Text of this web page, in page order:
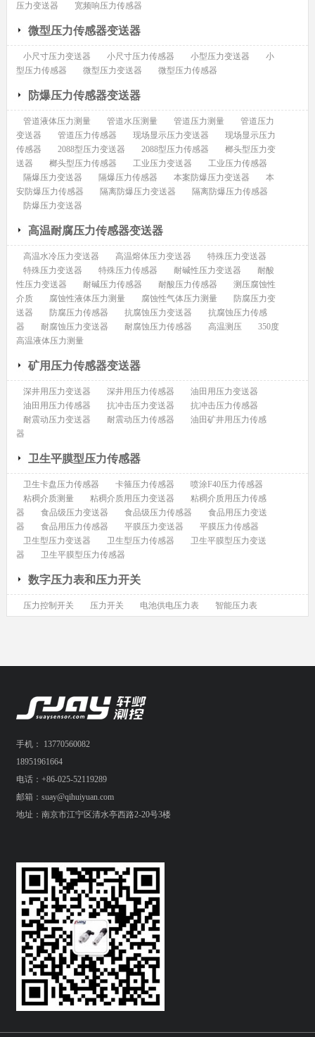
压力变送器
宽频响压力传感器
微型压力传感器变送器
小尺寸压力变送器 小尺寸压力传感器 小型压力变送器
小
型压力传感器
微型压力变送器 微型压力传感器
防爆压力传感器变送器
管道液体压力测量 管道水压测量 管道压力测量
管道压力
变送器
管道压力传感器 现场显示压力变送器
现场显示压力
传感器
2088型压力变送器 2088型压力传感器
榔头型压力变
送器
榔头型压力传感器 工业压力变送器
工业压力传感器
隔爆压力变送器
隔爆压力传感器 本案防爆压力变送器
本
安防爆压力传感器
隔离防爆压力变送器
隔离防爆压力传感器
防爆压力变送器
高温耐腐压力传感器变送器
高温水冷压力变送器 高温熔体压力变送器
特殊压力变送器
特殊压力变送器
特殊压力传感器 耐碱性压力变送器
耐酸
性压力变送器
耐碱压力传感器 耐酸压力传感器
测压腐蚀性
介质
腐蚀性液体压力测量 腐蚀性气体压力测量
防腐压力变
送器
防腐压力传感器 抗腐蚀压力变送器
抗腐蚀压力传感
器
耐腐蚀压力变送器 耐腐蚀压力传感器 高温测压
350度
高温液体压力测量
矿用压力传感器变送器
深井用压力变送器 深井用压力传感器
油田用压力变送器
油田用压力传感器
抗冲击压力变送器
抗冲击压力传感器
耐震动压力变送器
耐震动压力传感器
油田矿井用压力传感
器
卫生平膜型压力传感器
卫生卡盘压力传感器 卡箍压力传感器
喷涂F40压力传感器
粘稠介质测量
粘稠介质用压力变送器
粘稠介质用压力传感
器
食品级压力变送器 食品级压力传感器
食品用压力变送
器
食品用压力传感器 平膜压力变送器
平膜压力传感器
卫生型压力变送器
卫生型压力传感器
卫生平膜型压力变送
器
卫生平膜型压力传感器
数字压力表和压力开关
压力控制开关 压力开关 电池供电压力表 智能压力表
手机： 13770560082
18951961664
电话：+86-025-52119289
邮箱：suay@qihuiyuan.com
地址：南京市江宁区清水亭西路2-20号3楼